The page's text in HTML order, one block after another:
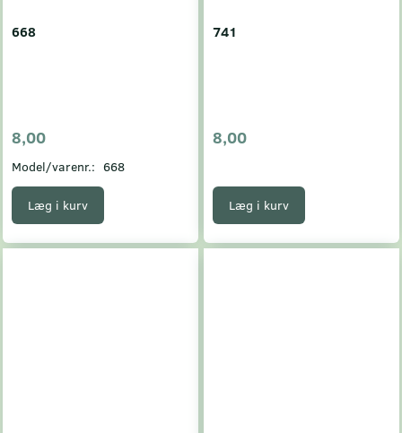
668
8,00
Model/varenr.: 668
Læg i kurv
741
8,00
Læg i kurv